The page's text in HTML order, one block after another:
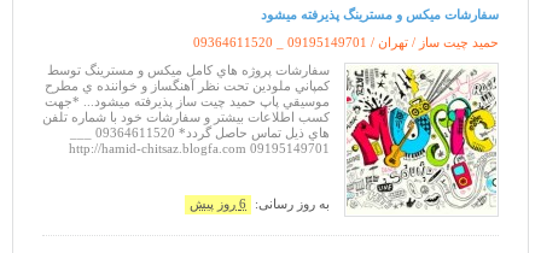
سفارشات ميکس و مسترينگ پذيرفته ميشود
حمید چیت ساز / تهران / 09364611520 _ 09195149701
سفارشات پروژه هاي کامل ميکس و مسترينگ توسط
کمپاني ملودين تحت نظر آهنگساز و خواننده ي مطرح
موسيقي پاپ حميد چيت ساز پذيرفته ميشود... *جهت
کسب اطلاعات بيشتر و سفارشات خود با شماره تلفن
09195149701 http://hamid-chitsaz.blogfa.com
به روز رسانی: 6 روز پیش